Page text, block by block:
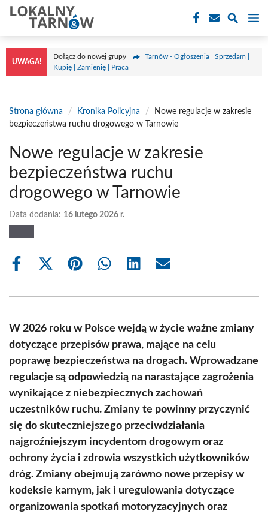
Przejdź
treści
UWAGA!
Dołącz do nowej grupy
Tarnów - Ogłoszenia | Sprzedam |
Kupię | Zamienię | Praca
Strona główna / Kronika Policyjna /
Nowe regulacje w zakresie
bezpieczeństwa ruchu drogowego w Tarnowie
Nowe regulacje w zakresie
bezpieczeństwa ruchu
drogowego w Tarnowie
Data dodania: 16 lutego 2026 r.
Share
Share
(Twitter)
Share Share Share Share
W 2026 roku w Polsce wejdą w życie ważne zmiany
dotyczące przepisów prawa, mające na celu
poprawę bezpieczeństwa na drogach. Wprowadzane
regulacje są odpowiedzią na narastające zagrożenia
wynikające z niebezpiecznych zachowań
uczestników ruchu. Zmiany te powinny przyczynić
się do skuteczniejszego przeciwdziałania
najgroźniejszym incydentom drogowym oraz
ochrony życia i zdrowia wszystkich użytkowników
dróg. Zmiany obejmują zarówno nowe przepisy w
kodeksie karnym, jak i uregulowania dotyczące
organizowania spotkań motoryzacyjnych oraz